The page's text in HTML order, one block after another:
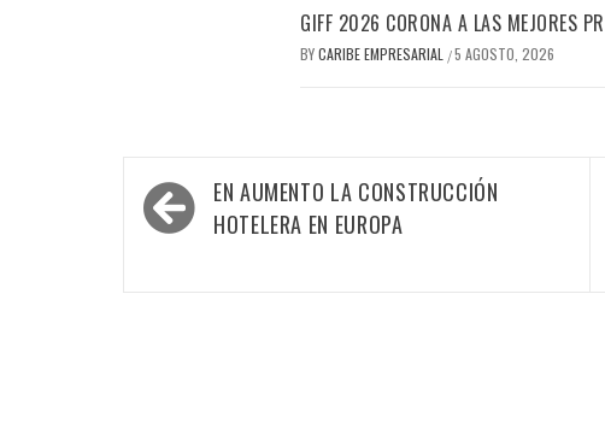
GIFF 2026 CORONA A LAS MEJORES
BYCARIBE EMPRESARIAL /5 AGOSTO, 2026
Navegación
de
EN AUMENTO LA CONSTRUCCIÓN
HOTELERA EN EUROPA